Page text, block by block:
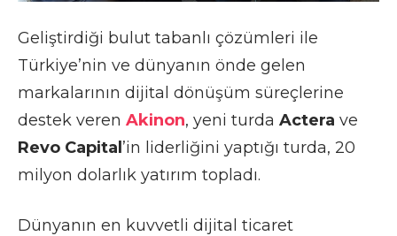
Geliştirdiği bulut tabanlı çözümleri ile
Türkiye’nin ve dünyanın önde gelen
markalarının dijital dönüşüm süreçlerine
destek veren Akinon, yeni turda Actera ve
Revo Capital ’in liderliğini yaptığı turda, 20
milyon dolarlık yatırım topladı.
Dünyanın en kuvvetli dijital ticaret